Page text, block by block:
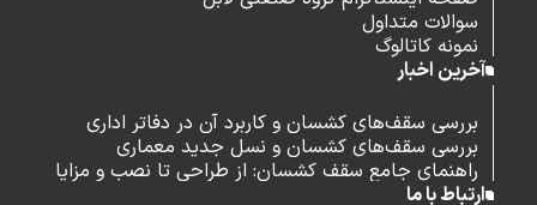
سوالات متداول
نمونه کاتالوگ
آخرین اخبار
بررسی سقف‌های کشسان و کاربرد آن در دفاتر اداری
بررسی سقف‌های کشسان و نسل جدید معماری
راهنمای جامع سقف کشسان: از طراحی تا نصب و مزایا
ارتباط با ما